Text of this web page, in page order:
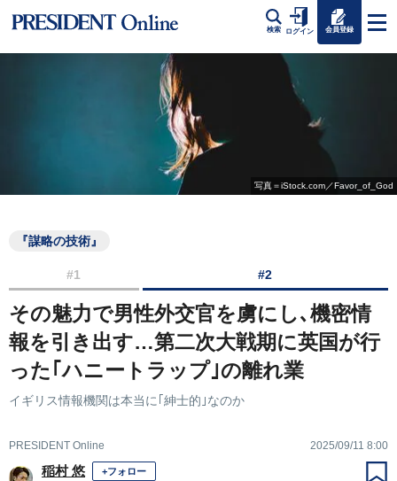
検索 ログイン 会員登録
写真＝iStock.com／Favor_of_God
『謀略の技術』
#1 #2
その魅力で男性外交官を虜にし､機密情
報を引き出す…第二次大戦期に英国が行
った｢ハニートラップ｣の離れ業
イギリス情報機関は本当に｢紳士的｣なのか
PRESIDENT Online 2025/09/11 8:00
稲村 悠 +フォロー